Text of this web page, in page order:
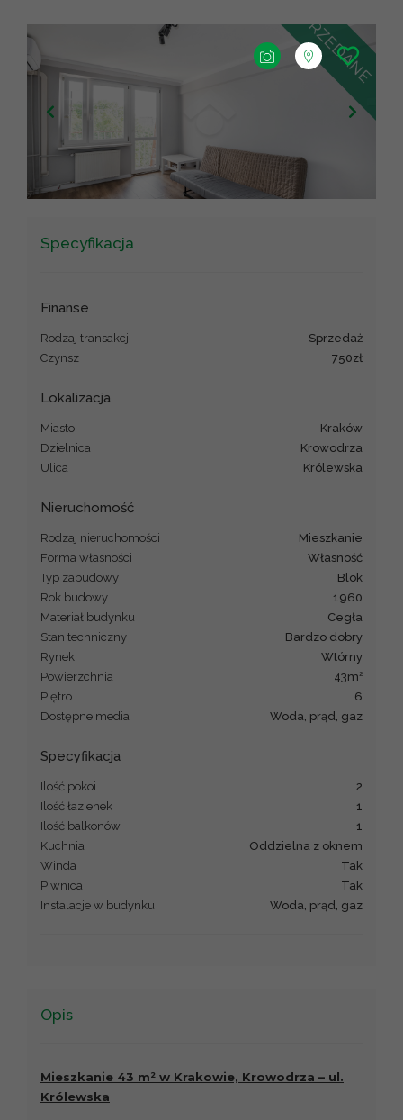
−
OpenStreetMap contributors ©
Specyfikacja
Finanse
Rodzaj transakcji
sprzedaż
Czynsz
750zł
Lokalizacja
Miasto
Kraków
Dzielnica
Krowodrza
Ulica
Królewska
Nieruchomość
Rodzaj nieruchomości
mieszkanie
Forma własności
Własność
Typ zabudowy
blok
Rok budowy
1960
Materiał budynku
cegła
Stan techniczny
Bardzo dobry
Rynek
Wtórny
Powierzchnia
43m 2
Piętro
6
Dostępne media
Woda, prąd, gaz
Specyfikacja
Ilość pokoi
2
Ilość łazienek
1
Ilość balkonów
1
Kuchnia
Oddzielna z oknem
Winda
Tak
Piwnica
Tak
Instalacje w budynku
Woda, prąd, gaz
Opis
Mieszkanie 43 m² w Krakowie, Krowodrza – ul.
Królewska